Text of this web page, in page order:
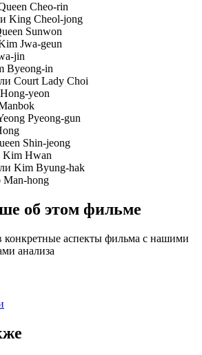
Cheo-rin
King Cheol-jong
Sunwon
Jwa-geun
jin
Byeong-in
Court Lady Choi
yeon
Pyeong-gun
Shin-jeong
Kim Hwan
Kim Byung-hak
Man-hong
об этом фильме
конкретные аспекты фильма с нашими
анализа